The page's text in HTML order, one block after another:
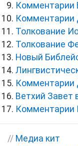
Комментарии
Комментарии
Толкование
Толкование
Новый
Комментарии
Ветхий Завет
Комментарии
// Медиа кит